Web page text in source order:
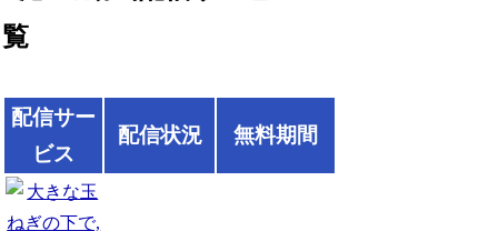
覧
配信サー
ビス
配信状況 無料期間